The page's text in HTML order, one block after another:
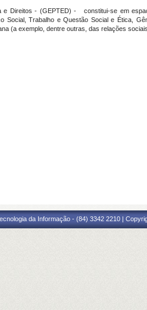
e Direitos - (GEPTED) - constitui-se em
Social, Trabalho e Questão Social e Ética,
(a exemplo, dentre outras, das relações
da Informação - (84) 3342 2210 |